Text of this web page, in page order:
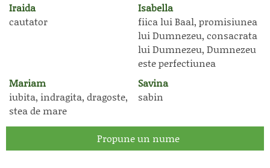
Iraida
cautator
Isabella
fiica lui Baal, promisiunea
lui Dumnezeu, consacrata
lui Dumnezeu, Dumnezeu
este perfectiunea
Mariam
iubita, indragita, dragoste,
stea de mare
Savina
sabin
Propune un nume